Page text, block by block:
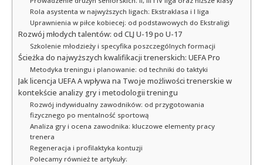
Rola asystenta w najwyższych ligach: Ekstraklasa i I liga
Uprawnienia w piłce kobiecej: od podstawowych do Ekstraligi
Rozwój młodych talentów: od CLJ U-19 po U-17
Szkolenie młodzieży i specyfika poszczególnych formacji
Ścieżka do najwyższych kwalifikacji trenerskich: UEFA Pro
Metodyka treningu i planowanie: od techniki do taktyki
Jak licencja UEFA A wpływa na Twoje możliwości trenerskie w
kontekście analizy gry i metodologii treningu
Rozwój indywidualny zawodników: od przygotowania
fizycznego po mentalność sportową
Analiza gry i ocena zawodnika: kluczowe elementy pracy
trenera
Regeneracja i profilaktyka kontuzji
Polecamy również te artykuły: